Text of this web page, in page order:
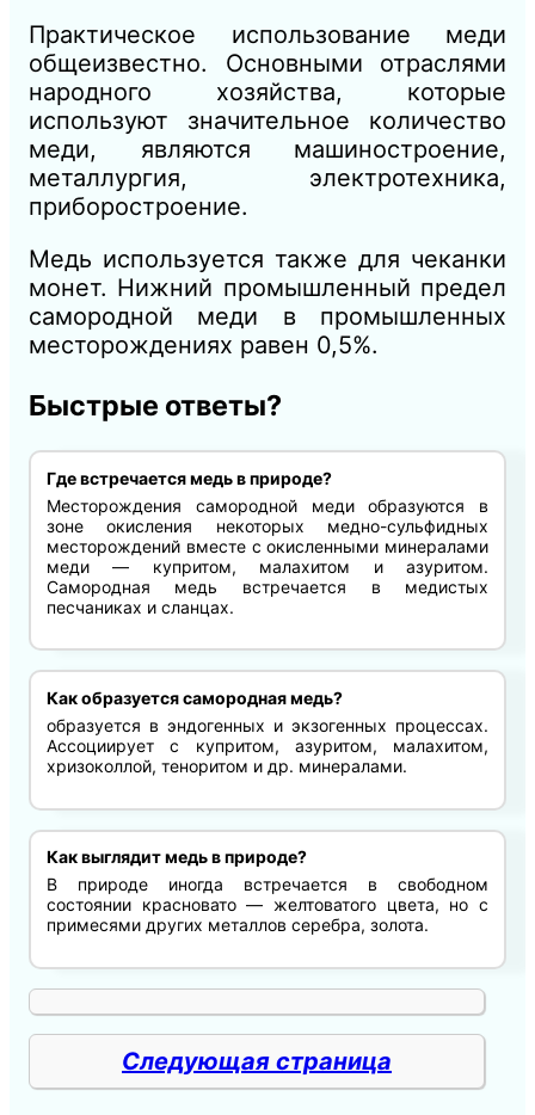
Практическое использование меди
общеизвестно. Основными отраслями
народного хозяйства, которые
используют значительное количество
меди, являются машиностроение,
металлургия, электротехника,
приборостроение.
Медь используется также для чеканки
монет. Нижний промышленный предел
самородной меди в промышленных
месторождениях равен 0,5%.
Быстрые ответы?
Где встречается медь в природе?
Месторождения самородной меди образуются в
зоне окисления некоторых медно-сульфидных
месторождений вместе с окисленными минералами
меди — купритом, малахитом и азуритом.
Самородная медь встречается в медистых
песчаниках и сланцах.
Как образуется самородная медь?
образуется в эндогенных и экзогенных процессах.
Ассоциирует с купритом, азуритом, малахитом,
хризоколлой, теноритом и др. минералами.
Как выглядит медь в природе?
В природе иногда встречается в свободном
состоянии красновато — желтоватого цвета, но с
примесями других металлов серебра, золота.
Следующая страница